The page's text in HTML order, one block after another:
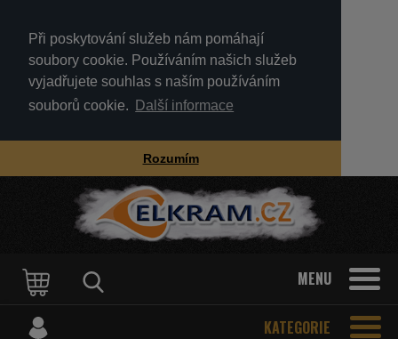
Při poskytování služeb nám pomáhají
soubory cookie. Používáním našich služeb
vyjadřujete souhlas s naším používáním
souborů cookie.
Další informace
Rozumím
MENU
KATEGORIE